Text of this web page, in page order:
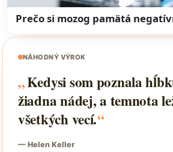
Prečo si mozog pamätá